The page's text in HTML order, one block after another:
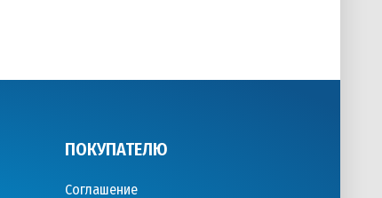
ПОКУПАТЕЛЮ
Соглашение